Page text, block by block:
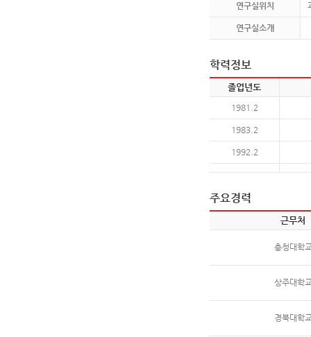
연구실위치
연구실소개
학력정보
졸업년도
1981.2
1983.2
1992.2
주요경력
근무처
충청대학
상주대학
경북대학